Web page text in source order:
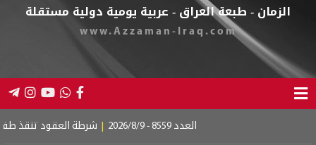
الزمان - طبعة العراق - عربية يومية دولية مستقلة
www.Azzaman-Iraq.com
| شرطة العقود تنقذ طفلين